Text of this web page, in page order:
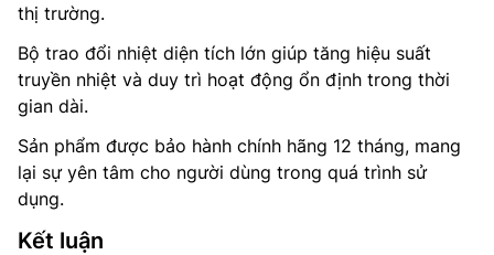
thị trường.
Bộ trao đổi nhiệt diện tích lớn giúp tăng hiệu suất
truyền nhiệt và duy trì hoạt động ổn định trong thời
gian dài.
Sản phẩm được bảo hành chính hãng 12 tháng, mang
lại sự yên tâm cho người dùng trong quá trình sử
dụng.
Kết luận